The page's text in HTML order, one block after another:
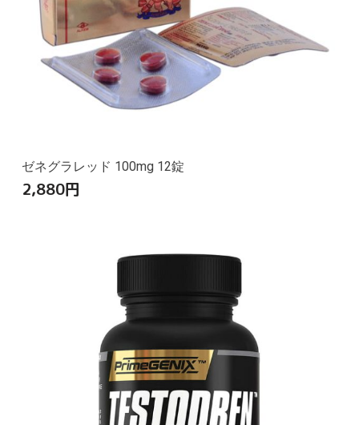
ゼネグラレッド 100mg 12錠
2,880円